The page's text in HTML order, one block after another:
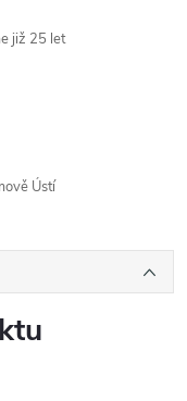
již 25 let
Ústí